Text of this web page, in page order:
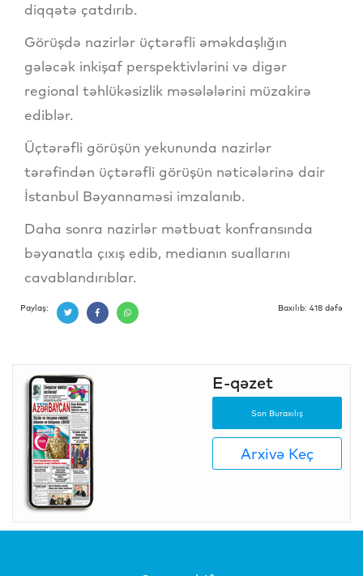
diqqətə çatdırıb.
Görüşdə nazirlər üçtərəfli əməkdaşlığın
gələcək inkişaf perspektivlərini və digər
regional təhlükəsizlik məsələlərini müzakirə
ediblər.
Üçtərəfli görüşün yekununda nazirlər
tərəfindən üçtərəfli görüşün nəticələrinə dair
İstanbul Bəyannaməsi imzalanıb.
Daha sonra nazirlər mətbuat konfransında
bəyanatla çıxış edib, medianın suallarını
cavablandırıblar.
Paylaş: Baxılıb: 418 dəfə
E-qəzet
Son Buraxılış
Arxivə Keç